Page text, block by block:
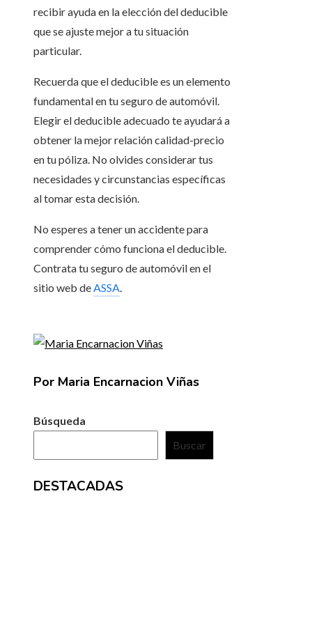
recibir ayuda en la elección del deducible
que se ajuste mejor a tu situación
particular.
Recuerda que el deducible es un elemento
fundamental en tu seguro de automóvil.
Elegir el deducible adecuado te ayudará a
obtener la mejor relación calidad-precio
en tu póliza. No olvides considerar tus
necesidades y circunstancias específicas
al tomar esta decisión.
No esperes a tener un accidente para
comprender cómo funciona el deducible.
Contrata tu seguro de automóvil en el
sitio web deASSA.
Por Maria Encarnacion Viñas
Búsqueda
Buscar
DESTACADAS